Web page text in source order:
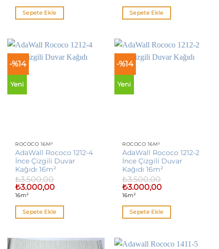
₺3.000,00.
Sepete Ekle
₺3.000,00.
Sepete Ekle
-%14
Yeni
ROCOCO 16M²
AdaWall Rococo 1212-4
İnce Çizgili Duvar
Kağıdı 16m²
₺3.500,00
Orijinal
fiyat:
₺3.500,00.
₺3.000,00Şu
₺3.000,00.
16m²
Sepete Ekle
-%14
Yeni
ROCOCO 16M²
AdaWall Rococo 1212-2
İnce Çizgili Duvar
Kağıdı 16m²
₺3.500,00
Orijinal
fiyat:
₺3.500,00.
₺3.000,00Şu
₺3.000,00.
16m²
Sepete Ekle